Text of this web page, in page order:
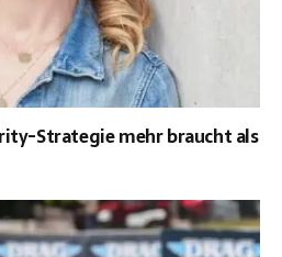
Strategie mehr braucht als